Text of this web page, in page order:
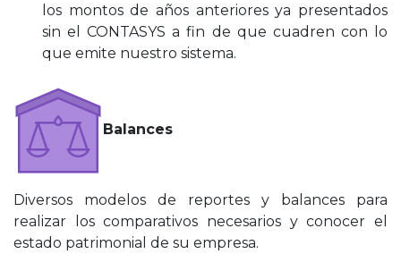
los montos de años anteriores ya presentados
sin el CONTASYS a fin de que cuadren con lo
que emite nuestro sistema.
Balances
Diversos modelos de reportes y balances para
realizar los comparativos necesarios y conocer el
estado patrimonial de su empresa.